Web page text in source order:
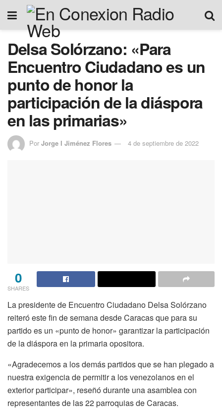
Delsa Solórzano: «Para
Encuentro Ciudadano es un
punto de honor la
participación de la diáspora
en las primarias»
Por Jorge I Jiménez Flores 4 de septiembre de 2022
0
SHARES
La presidente de Encuentro Ciudadano Delsa Solórzano
reiteró este fin de semana desde Caracas que para su
partido es un «punto de honor» garantizar la participación
de la diáspora en la primaria opositora.
«Agradecemos a los demás partidos que se han plegado a
nuestra exigencia de permitir a los venezolanos en el
exterior participar», reseñó durante una asamblea con
representantes de las 22 parroquias de Caracas.